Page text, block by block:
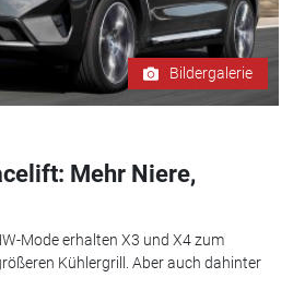
Bildergalerie
Mehr Niere,
Mode erhalten X3 und X4 zum
Kühlergrill. Aber auch dahinter